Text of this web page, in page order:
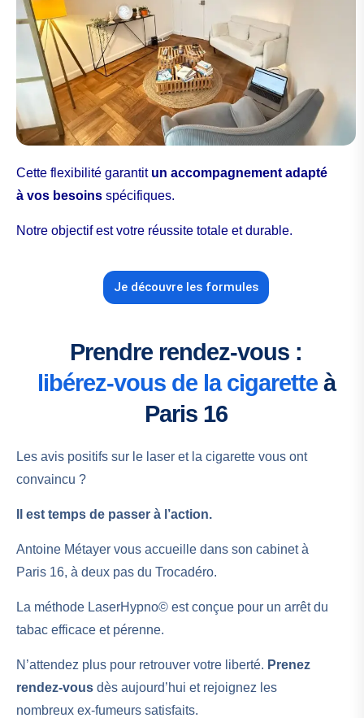
Cette flexibilité garantit un accompagnement adapté
à vos besoins spécifiques.
Notre objectif est votre réussite totale et durable.
Je découvre les formules
Prendre rendez-vous :
libérez-vous de la cigaretteà
Paris 16
Les avis positifs sur le laser et la cigarette vous ont
convaincu ?
Il est temps de passer à l’action.
Antoine Métayer vous accueille dans son cabinet à
Paris 16, à deux pas du Trocadéro.
La méthode LaserHypno© est conçue pour un arrêt du
tabac efficace et pérenne.
N’attendez plus pour retrouver votre liberté. Prenez
rendez-vous dès aujourd’hui et rejoignez les
nombreux ex-fumeurs satisfaits.